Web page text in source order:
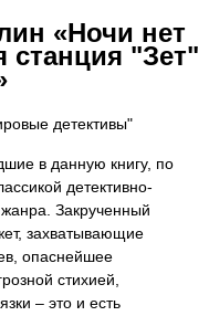
«Ночи нет
"Зет"
детективы"
в данную книгу, по
детективно-
Закрученный
захватывающие
опаснейшее
стихией,
– это и есть